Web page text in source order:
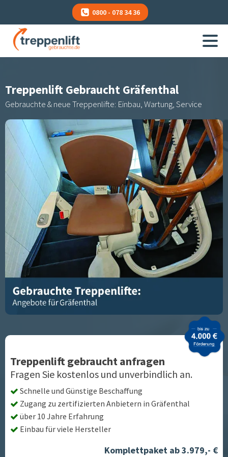
0800 - 078 34 36
Treppenlift Gebraucht Gräfenthal
Gebrauchte & neue Treppenlifte: Einbau, Wartung, Service
Treppenlift gebraucht anfragen
Fragen Sie kostenlos und unverbindlich an.
Schnelle und Günstige Beschaffung
Zugang zu zertifizierten Anbietern in Gräfenthal
über 10 Jahre Erfahrung
Einbau für viele Hersteller
Komplettpaket ab 3.979,- €